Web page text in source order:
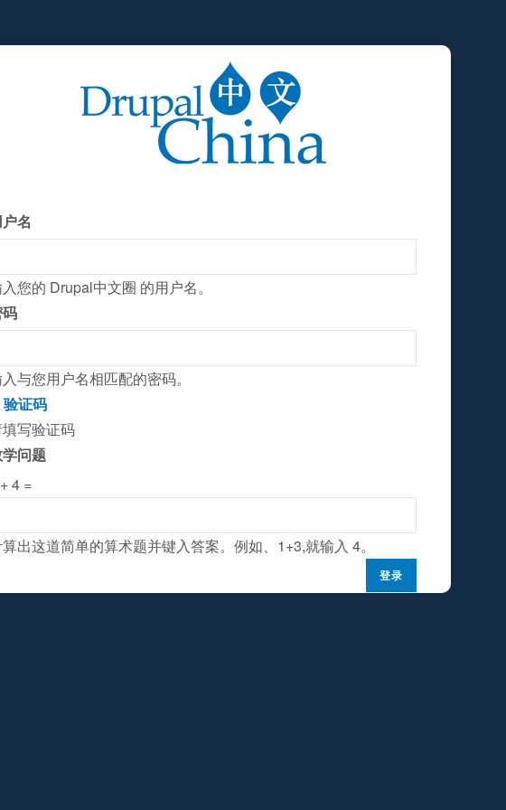
名
您的 Drupal中文圈 的用户名。
与您用户名相匹配的密码。
验证码
写验证码
问题
4 =
出这道简单的算术题并键入答案。例如、1+3,就输入 4。